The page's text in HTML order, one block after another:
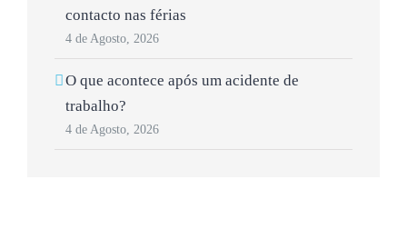
contacto nas férias
4 de Agosto, 2026
O que acontece após um acidente de
trabalho?
4 de Agosto, 2026